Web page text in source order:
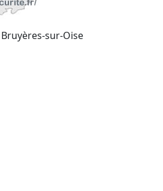
sur-Oise